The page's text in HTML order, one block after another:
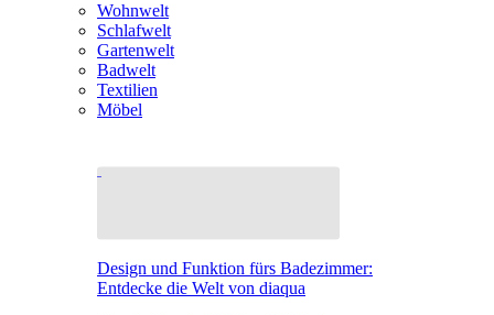
Wohnwelt
Schlafwelt
Gartenwelt
Badwelt
Textilien
Möbel
Design und Funktion fürs Badezimmer:
Entdecke die Welt von diaqua